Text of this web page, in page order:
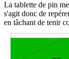
La tablette de pin
s'agit donc de
en tâchant de tenir